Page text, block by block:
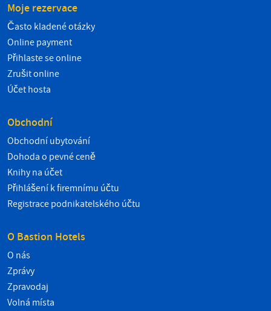
Moje rezervace
Často kladené otázky
Online payment
Přihlaste se online
Zrušit online
Účet hosta
Obchodní
Obchodní ubytování
Dohoda o pevné ceně
Knihy na účet
Přihlášení k firemnímu účtu
Registrace podnikatelského účtu
O Bastion Hotels
O nás
Zprávy
Zpravodaj
Volná místa